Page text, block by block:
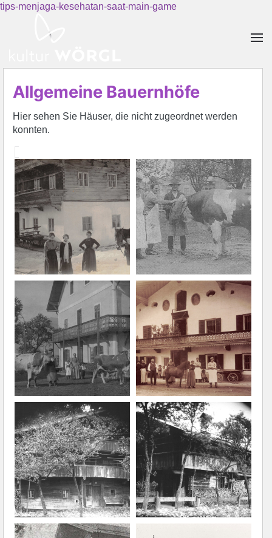
tips-menjaga-kesehatan-saat-main-game
Allgemeine Bauernhöfe
Hier sehen Sie Häuser, die nicht zugeordnet werden
konnten.